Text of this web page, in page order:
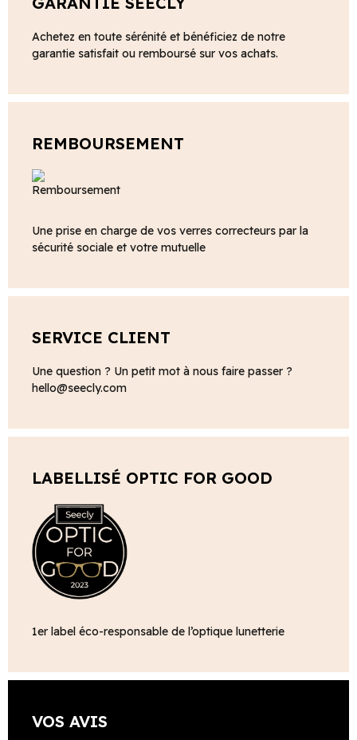
Achetez en toute sérénité et bénéficiez de notre
garantie satisfait ou remboursé sur vos achats.
REMBOURSEMENT
Une prise en charge de vos verres correcteurs par la
sécurité sociale et votre mutuelle
SERVICE CLIENT
Une question ? Un petit mot à nous faire passer ?
hello@seecly.com
LABELLISÉ OPTIC FOR GOOD
1er label éco-responsable de l’optique lunetterie
VOS AVIS